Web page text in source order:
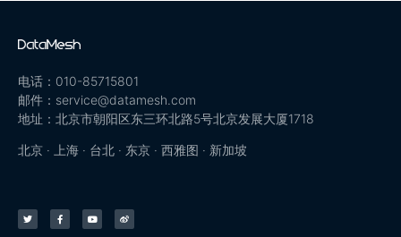
电话：010-85715801
邮件：service@datamesh.com
地址：北京市朝阳区东三环北路5号北京发展大厦1718
北京 · 上海 · 台北 · 东京 · 西雅图 · 新加坡